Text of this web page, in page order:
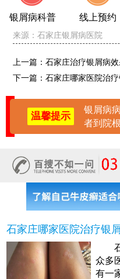
银屑病科普 线上预约
来源：石家庄银屑病医院
上一篇：石家庄治疗银屑病
下一篇：石家庄哪家医院治
温馨提示
银屑病
者到院
石家庄哪家医院治疗银
石
众多
有一